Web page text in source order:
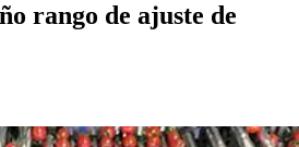
rango de ajuste de